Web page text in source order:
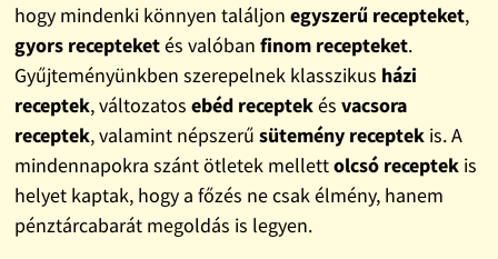
hogy mindenki könnyen találjon egyszerű recepteket,
gyors recepteketés valóban finom recepteket.
Gyűjteményünkben szerepelnek klasszikus házi
receptek, változatos ebéd receptekés vacsora
receptek, valamint népszerű sütemény receptekis. A
mindennapokra szánt ötletek mellettolcsó receptekis
helyet kaptak, hogy a főzés ne csak élmény, hanem
pénztárcabarát megoldás is legyen.